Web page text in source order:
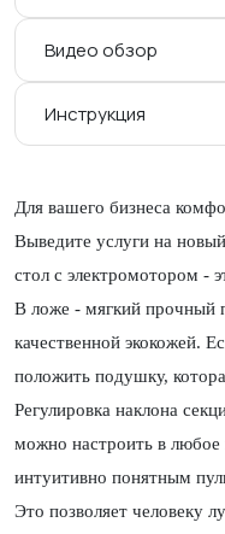
Видео обзор
Инструкция
Для вашего бизнеса
Выведите услуги на
стол с электромотором -
В ложе - мягкий прочный
качественной экокожей.
положить подушку,
Регулировка наклона
можно настроить в любое
интуитивно понятным
Это позволяет человеку